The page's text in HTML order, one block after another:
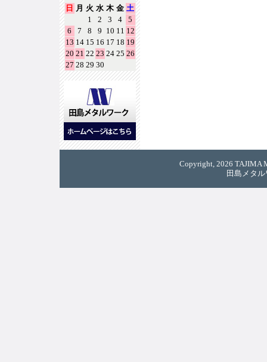
日 月 火 水 木 金 土
1
2 3 4
5
6
7 8 9 10 11 12
13 14 15 16 17 18 19
20 21 22 23 24 25 26
27 28 29 30
Copyright, 2026 TAJIMA
田島メタ